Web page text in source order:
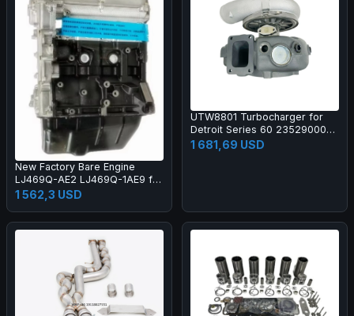
New Factory Bare Engine
LJ469Q-AE2 LJ469Q-1AE9 for
Ex80 M70 Jiatu T3 Midi Engine
Long Block LJ469Q
1 562,3 USD
UTW8801 Turbocharger for
Detroit Series 60 23529000
721270
1 681,69 USD